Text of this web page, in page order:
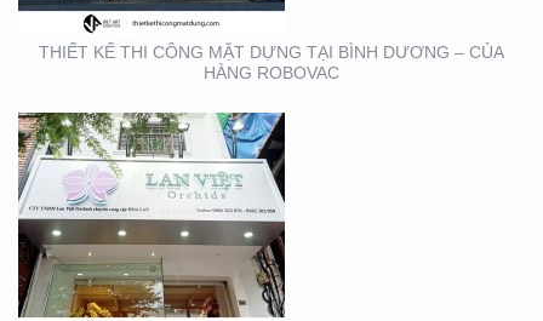
THIẾT KẾ THI CÔNG MẶT DỰNG TẠI BÌNH DƯƠNG – CỦA
HÀNG ROBOVAC
THIẾT KẾ THI CÔNG
BẢNG HIỆU NHA KHOA
TẠI TP. HỒ CHÍ MINH